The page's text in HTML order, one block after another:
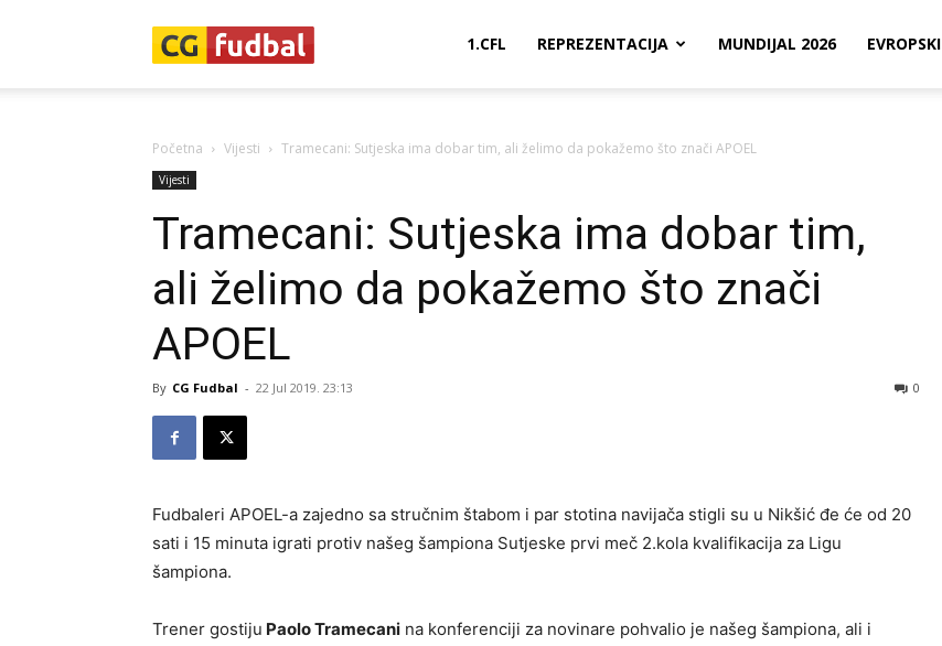
1.CFL REPREZENTACIJA MUNDIJAL 2026 EVROPSKI
Početna Vijesti Tramecani: Sutjeska ima dobar tim, ali želimo da pokažemo što znači APOEL
Vijesti
Tramecani: Sutjeska ima dobar tim,
ali želimo da pokažemo što znači
APOEL
By CG Fudbal - 22 Jul 2019. 23:13 0
Fudbaleri APOEL-a zajedno sa stručnim štabom i par stotina navijača stigli su u Nikšić đe će od 20
sati i 15 minuta igrati protiv našeg šampiona Sutjeske prvi meč 2.kola kvalifikacija za Ligu
šampiona.
Trener gostiju Paolo Tramecani na konferenciji za novinare pohvalio je našeg šampiona, ali i